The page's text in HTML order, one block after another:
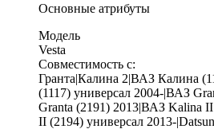
Основные атрибуты
Модель
Vesta
Совместимость с:
Гранта|Калина 2|ВАЗ Калина
(1117) универсал 2004-|ВАЗ
Granta (2191) 2013|ВАЗ Kalina
II (2194) универсал 2013-